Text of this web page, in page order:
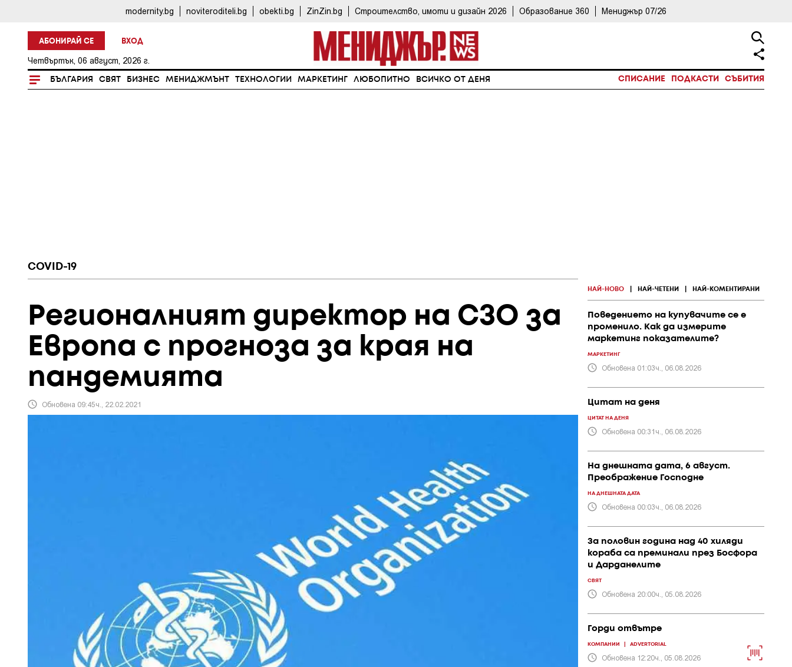
modernity.bg noviteroditeli.bg obekti.bg ZinZin.bg Строителство, имоти и дизайн 2026 Образование 360 Мениджър 07/26
АБОНИРАЙ СЕ ВХОД
Четвъртък, 06 август, 2026 г.
БЪЛГАРИЯ СВЯТ БИЗНЕС МЕНИДЖМЪНТ ТЕХНОЛОГИИ МАРКЕТИНГ ЛЮБОПИТНО ВСИЧКО ОТ ДЕНЯ СПИСАНИЕ ПОДКАСТИ СЪБИТИЯ
COVID-19
Регионалният директор на СЗО за
Европа с прогноза за края на
пандемията
Обновена 09:45ч., 22.02.2021
НАЙ-НОВО НАЙ-ЧЕТЕНИ НАЙ-КОМЕНТИРАНИ
Поведението на купувачите се е
променило. Как да измерите
маркетинг показателите?
МАРКЕТИНГ
Обновена 01:03ч., 06.08.2026
Цитат на деня
ЦИТАТ НА ДЕНЯ
Обновена 00:31ч., 06.08.2026
На днешната дата, 6 август.
Преображение Господне
НА ДНЕШНАТА ДАТА
Обновена 00:03ч., 06.08.2026
За половин година над 40 хиляди
кораба са преминали през Босфора
и Дарданелите
СВЯТ
Обновена 20:00ч., 05.08.2026
Горди отвътре
КОМПАНИИ ADVERTORIAL
Обновена 12:20ч., 05.08.2026